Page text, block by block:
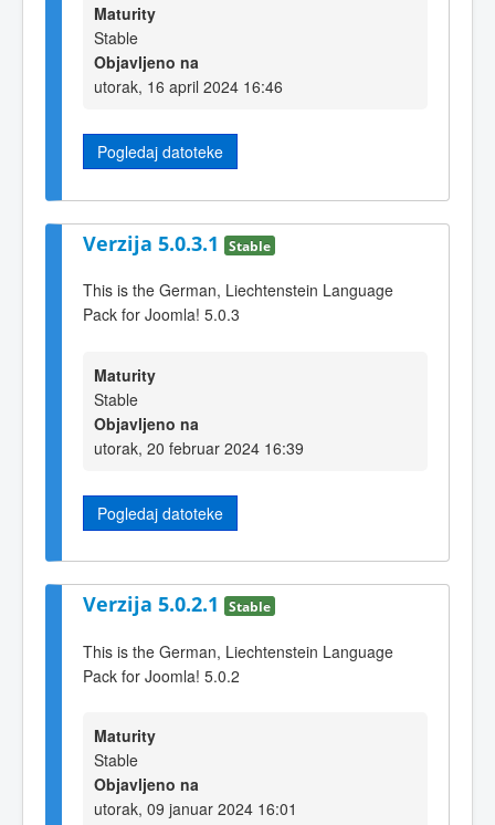
Maturity
Stable
Objavljeno na
utorak, 16 april 2024 16:46
Pogledaj datoteke
Verzija 5.0.3.1 Stable
This is the German, Liechtenstein Language
Pack for Joomla! 5.0.3
Maturity
Stable
Objavljeno na
utorak, 20 februar 2024 16:39
Pogledaj datoteke
Verzija 5.0.2.1 Stable
This is the German, Liechtenstein Language
Pack for Joomla! 5.0.2
Maturity
Stable
Objavljeno na
utorak, 09 januar 2024 16:01